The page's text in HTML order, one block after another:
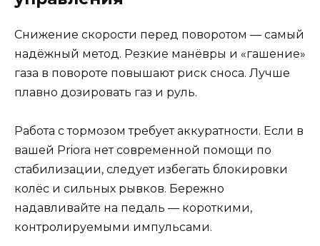
Снижение скорости перед поворотом — самый
надёжный метод. Резкие манёвры и «гашение»
газа в повороте повышают риск сноса. Лучше
плавно дозировать газ и руль.
Работа с тормозом требует аккуратности. Если в
вашей Priora нет современной помощи по
стабилизации, следует избегать блокировки
колёс и сильных рывков. Бережно
надавливайте на педаль — короткими,
контролируемыми импульсами.